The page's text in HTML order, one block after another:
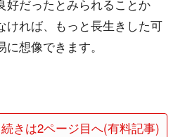
好だったとみられることか
ければ、もっと長生きした可
想像できます。
続きは2ページ目へ(有料記事)